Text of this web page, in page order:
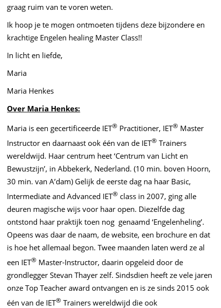
graag ruim van te voren weten.
Ik hoop je te mogen ontmoeten tijdens deze bijzondere en
krachtige Engelen healing Master Class!!
In licht en liefde,
Maria
Maria Henkes
Over Maria Henkes:
Maria is een gecertificeerde IET® Practitioner, IET® Master
Instructor en daarnaast ook één van de IET® Trainers
wereldwijd. Haar centrum heet ‘Centrum van Licht en
Bewustzijn’, in Abbekerk, Nederland. (10 min. boven Hoorn,
30 min. van A’dam) Gelijk de eerste dag na haar Basic,
Intermediate and Advanced IET® class in 2007, ging alle
deuren magische wijs voor haar open. Diezelfde dag
ontstond haar praktijk toen nog genaamd ‘Engelenheling’.
Opeens was daar de naam, de website, een brochure en dat
is hoe het allemaal begon. Twee maanden laten werd ze al
een IET® Master-Instructor, daarin opgeleid door de
grondlegger Stevan Thayer zelf. Sindsdien heeft ze vele jaren
onze Top Teacher award ontvangen en is ze sinds 2015 ook
één van de IET® Trainers wereldwijd die ook